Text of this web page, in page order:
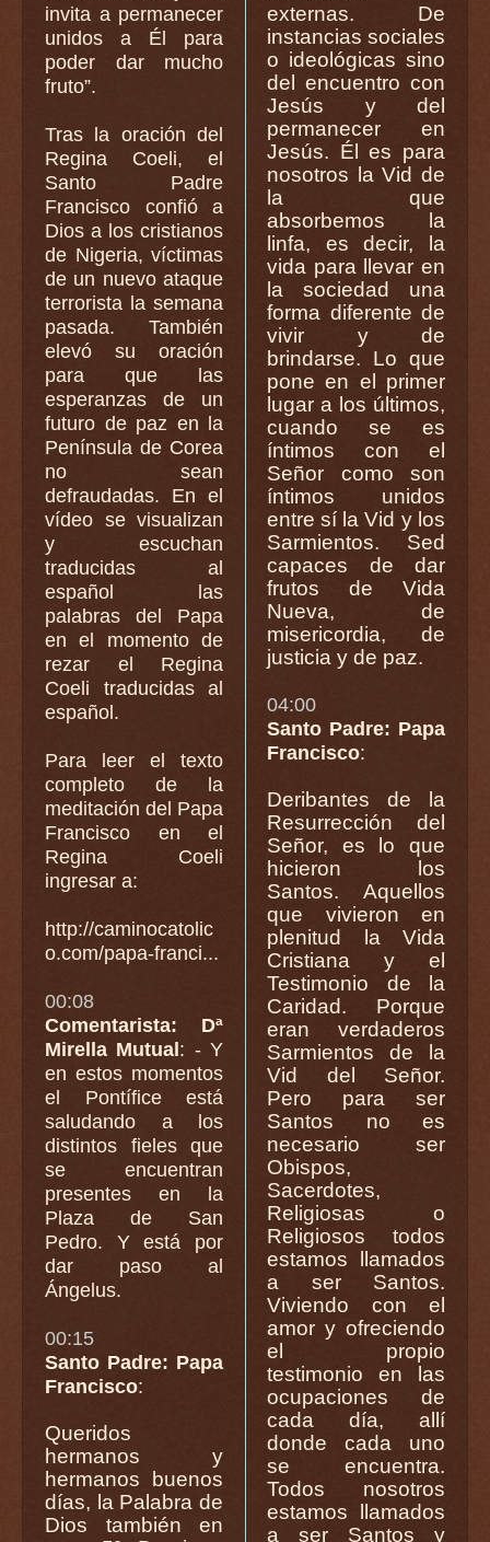
invita a permanecer
unidos a Él para
poder dar mucho
fruto”.
Tras la oración del
Regina Coeli, el
Santo Padre
Francisco confió a
Dios a los cristianos
de Nigeria, víctimas
de un nuevo ataque
terrorista la semana
pasada. También
elevó su oración
para que las
esperanzas de un
futuro de paz en la
Península de Corea
no sean
defraudadas. En el
vídeo se visualizan
y escuchan
traducidas al
español las
palabras del Papa
en el momento de
rezar el Regina
Coeli traducidas al
español.
Para leer el texto
completo de la
meditación del Papa
Francisco en el
Regina Coeli
ingresar a:
http://caminocatolic
o.com/papa-franci...
00:08
Comentarista: Dª
Mirella Mutual: - Y
en estos momentos
el Pontífice está
saludando a los
distintos fieles que
se encuentran
presentes en la
Plaza de San
Pedro. Y está por
dar paso al
Ángelus.
00:15
Santo Padre: Papa
Francisco:
Queridos
hermanos y
hermanos buenos
días, la Palabra de
Dios también en
externas. De
instancias sociales
o ideológicas sino
del encuentro con
Jesús y del
permanecer en
Jesús. Él es para
nosotros la Vid de
la que
absorbemos la
linfa, es decir, la
vida para llevar en
la sociedad una
forma diferente de
vivir y de
brindarse. Lo que
pone en el primer
lugar a los últimos,
cuando se es
íntimos con el
Señor como son
íntimos unidos
entre sí la Vid y los
Sarmientos. Sed
capaces de dar
frutos de Vida
Nueva, de
misericordia, de
justicia y de paz.
04:00
Santo Padre: Papa
Francisco:
Deribantes de la
Resurrección del
Señor, es lo que
hicieron los
Santos. Aquellos
que vivieron en
plenitud la Vida
Cristiana y el
Testimonio de la
Caridad. Porque
eran verdaderos
Sarmientos de la
Vid del Señor.
Pero para ser
Santos no es
necesario ser
Obispos,
Sacerdotes,
Religiosas o
Religiosos todos
estamos llamados
a ser Santos.
Viviendo con el
amor y ofreciendo
el propio
testimonio en las
ocupaciones de
cada día, allí
donde cada uno
se encuentra.
Todos nosotros
estamos llamados
a ser Santos y